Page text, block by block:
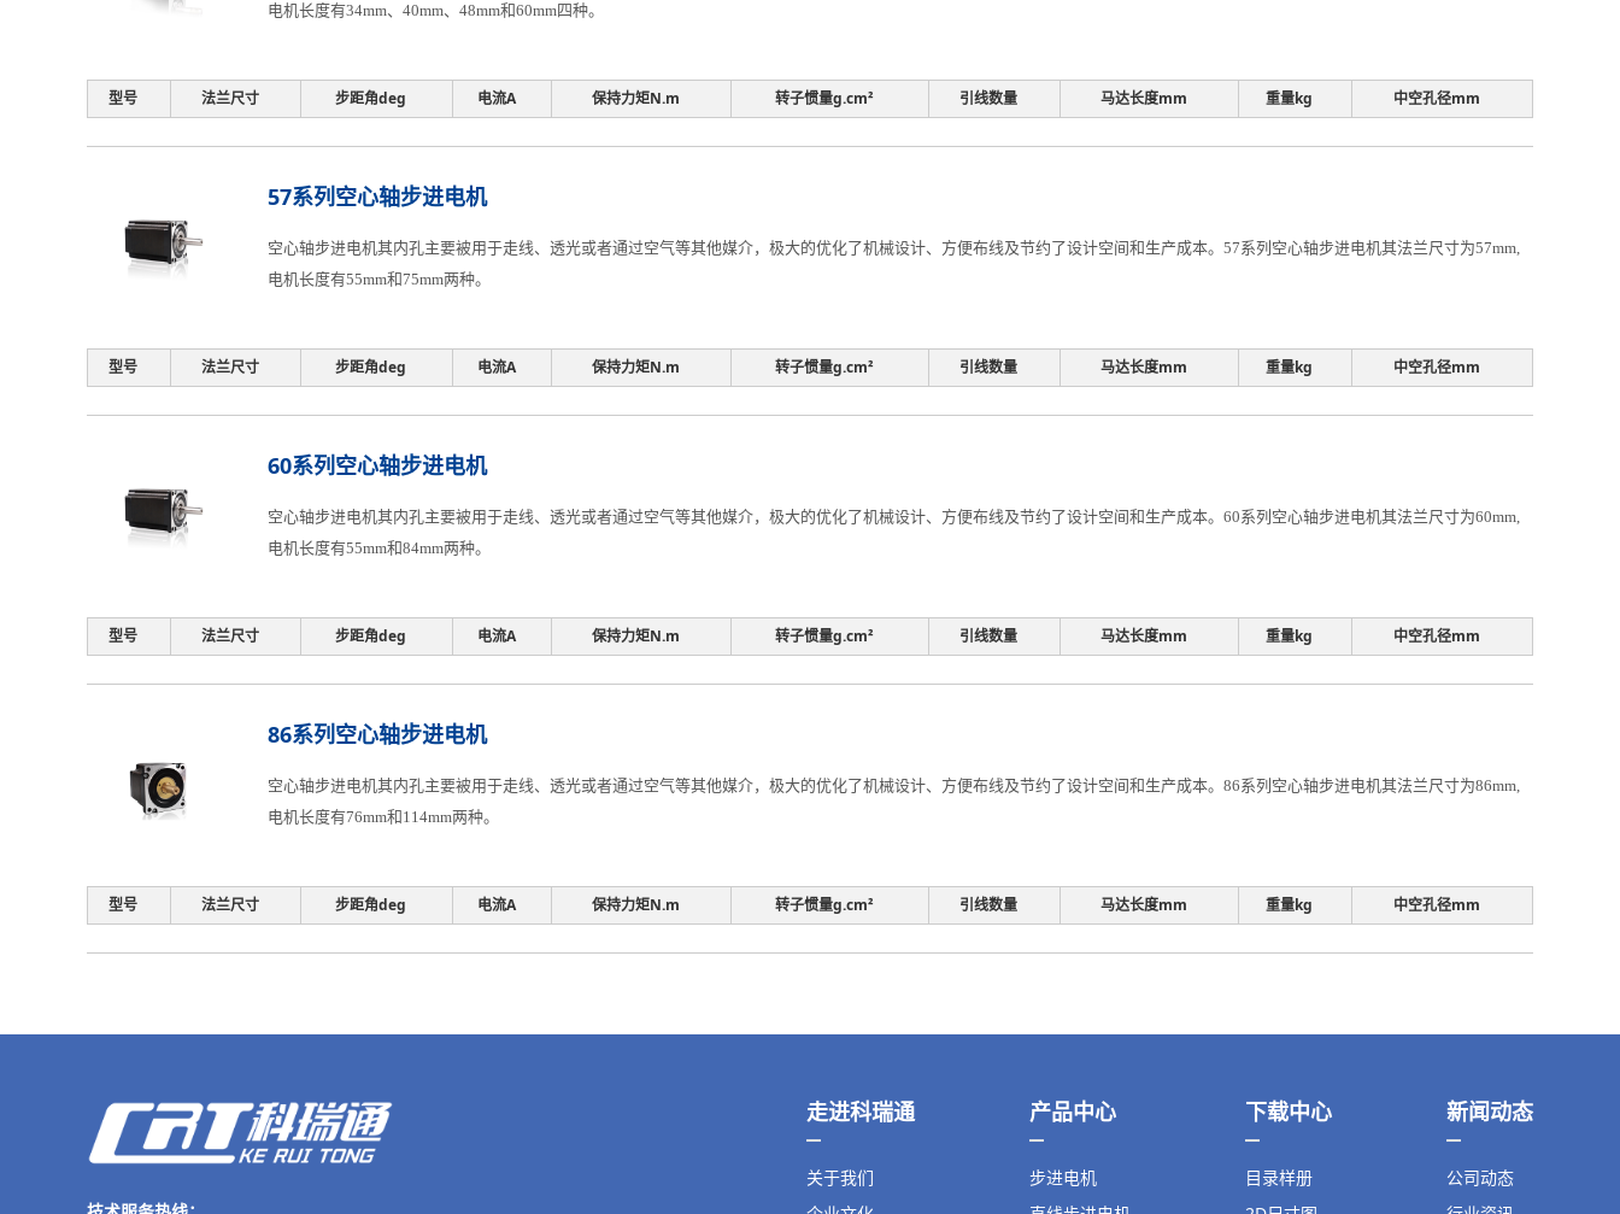
电机长度有34mm、40mm、48mm和60mm四种。
型号 法兰尺寸 步距角deg 电流A 保持力矩N.m 转子惯量g.cm² 引线数量 马达长度mm 重量kg 中空孔径mm
57系列空心轴步进电机
空心轴步进电机其内孔主要被用于走线、透光或者通过空气等其他媒介，极大的优化了机械设计、方便布线及节约了设计空间和生产成本。57系列空心轴步进电机其法兰尺寸为57mm,
电机长度有55mm和75mm两种。
型号 法兰尺寸 步距角deg 电流A 保持力矩N.m 转子惯量g.cm² 引线数量 马达长度mm 重量kg 中空孔径mm
60系列空心轴步进电机
空心轴步进电机其内孔主要被用于走线、透光或者通过空气等其他媒介，极大的优化了机械设计、方便布线及节约了设计空间和生产成本。60系列空心轴步进电机其法兰尺寸为60mm,
电机长度有55mm和84mm两种。
型号 法兰尺寸 步距角deg 电流A 保持力矩N.m 转子惯量g.cm² 引线数量 马达长度mm 重量kg 中空孔径mm
86系列空心轴步进电机
空心轴步进电机其内孔主要被用于走线、透光或者通过空气等其他媒介，极大的优化了机械设计、方便布线及节约了设计空间和生产成本。86系列空心轴步进电机其法兰尺寸为86mm,
电机长度有76mm和114mm两种。
型号 法兰尺寸 步距角deg 电流A 保持力矩N.m 转子惯量g.cm² 引线数量 马达长度mm 重量kg 中空孔径mm
走进科瑞通
关于我们
产品中心
步进电机
下载中心
目录样册
新闻动态
公司动态